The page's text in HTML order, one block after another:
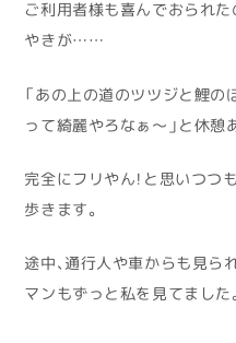
ご利用者様も喜んでおられた
やきが……
「あの上の道のツツジと鯉の
って綺麗やろなぁ〜」と休憩
完全にフリやん！と思いつつ
歩きます。
途中、通行人や車からも見ら
マンもずっと私を見てました。